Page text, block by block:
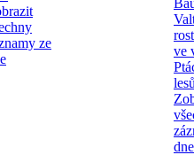
ze
ve
dne